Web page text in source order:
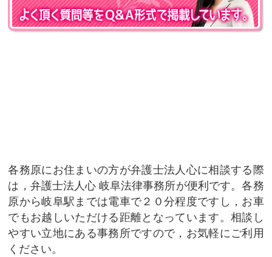
各務原にお住まいの方が弁護士法人心に相談する際
は，弁護士法人心 岐阜法律事務所が便利です。各務
原から岐阜駅までは電車で２０分程度ですし，お車
でもお越しいただける距離となっています。相談し
やすい立地にある事務所ですので，お気軽にご利用
ください。